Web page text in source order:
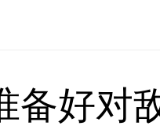
备好对